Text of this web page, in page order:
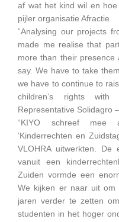
af wat het kind wil en
pijler organisatie Afractie
“Analysing our projects
made me realise that
more than their presence
say. We have to take
we have to continue to
children’s rights
Representative Solidagro
“KIYO schreef mee
‘Kinderrechten en
VLOHRA uitwerkten. De
vanuit een
Zuiden vormde een
We kijken er naar uit om
jaren verder te zetten
studenten in het hoger